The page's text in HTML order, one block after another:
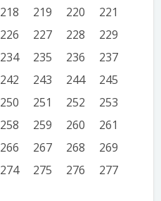
218 219 220
221
226 227 228
229
234 235 236
237
242 243 244
245
250 251 252
253
258 259 260
261
266 267 268
269
274 275 276
277